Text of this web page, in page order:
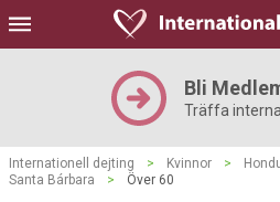
Bli
Träffa
Internationell dejting > Kvinnor >
Santa Bárbara
> Över 60